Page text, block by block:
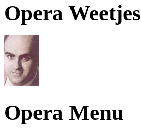
Opera Weetjes
Opera Menu